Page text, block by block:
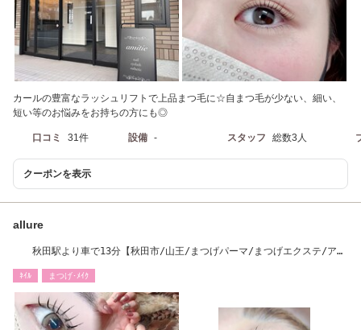
カールの豊富なラッシュリフトで上品まつ毛に☆自まつ毛が少ない、細い、
短い等のお悩みをお持ちの方にも◎
口コミ 31件 設備 - スタッフ 総数3人
クーポンを表示
allure
秋田駅より車で13分【秋田市/山王/まつげパーマ/まつげエクステ/アイ
ﾈｲﾙ まつげ･ﾒｲｸ